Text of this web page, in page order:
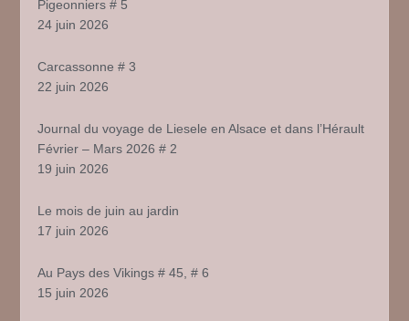
Pigeonniers # 5
24 juin 2026
Carcassonne # 3
22 juin 2026
Journal du voyage de Liesele en Alsace et dans l’Hérault
Février – Mars 2026 # 2
19 juin 2026
Le mois de juin au jardin
17 juin 2026
Au Pays des Vikings # 45, # 6
15 juin 2026